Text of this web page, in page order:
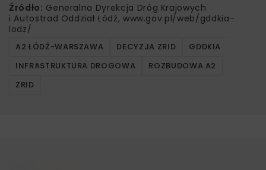
Źródło: Generalna Dyrekcja Dróg Krajowych
i Autostrad Oddział Łódź, www.gov.pl/web/gddkia-
lodz/
A2 ŁÓDŹ-WARSZAWA DECYZJA ZRID
GDDKIA
INFRASTRUKTURA DROGOWA
ROZBUDOWA A2
ZRID